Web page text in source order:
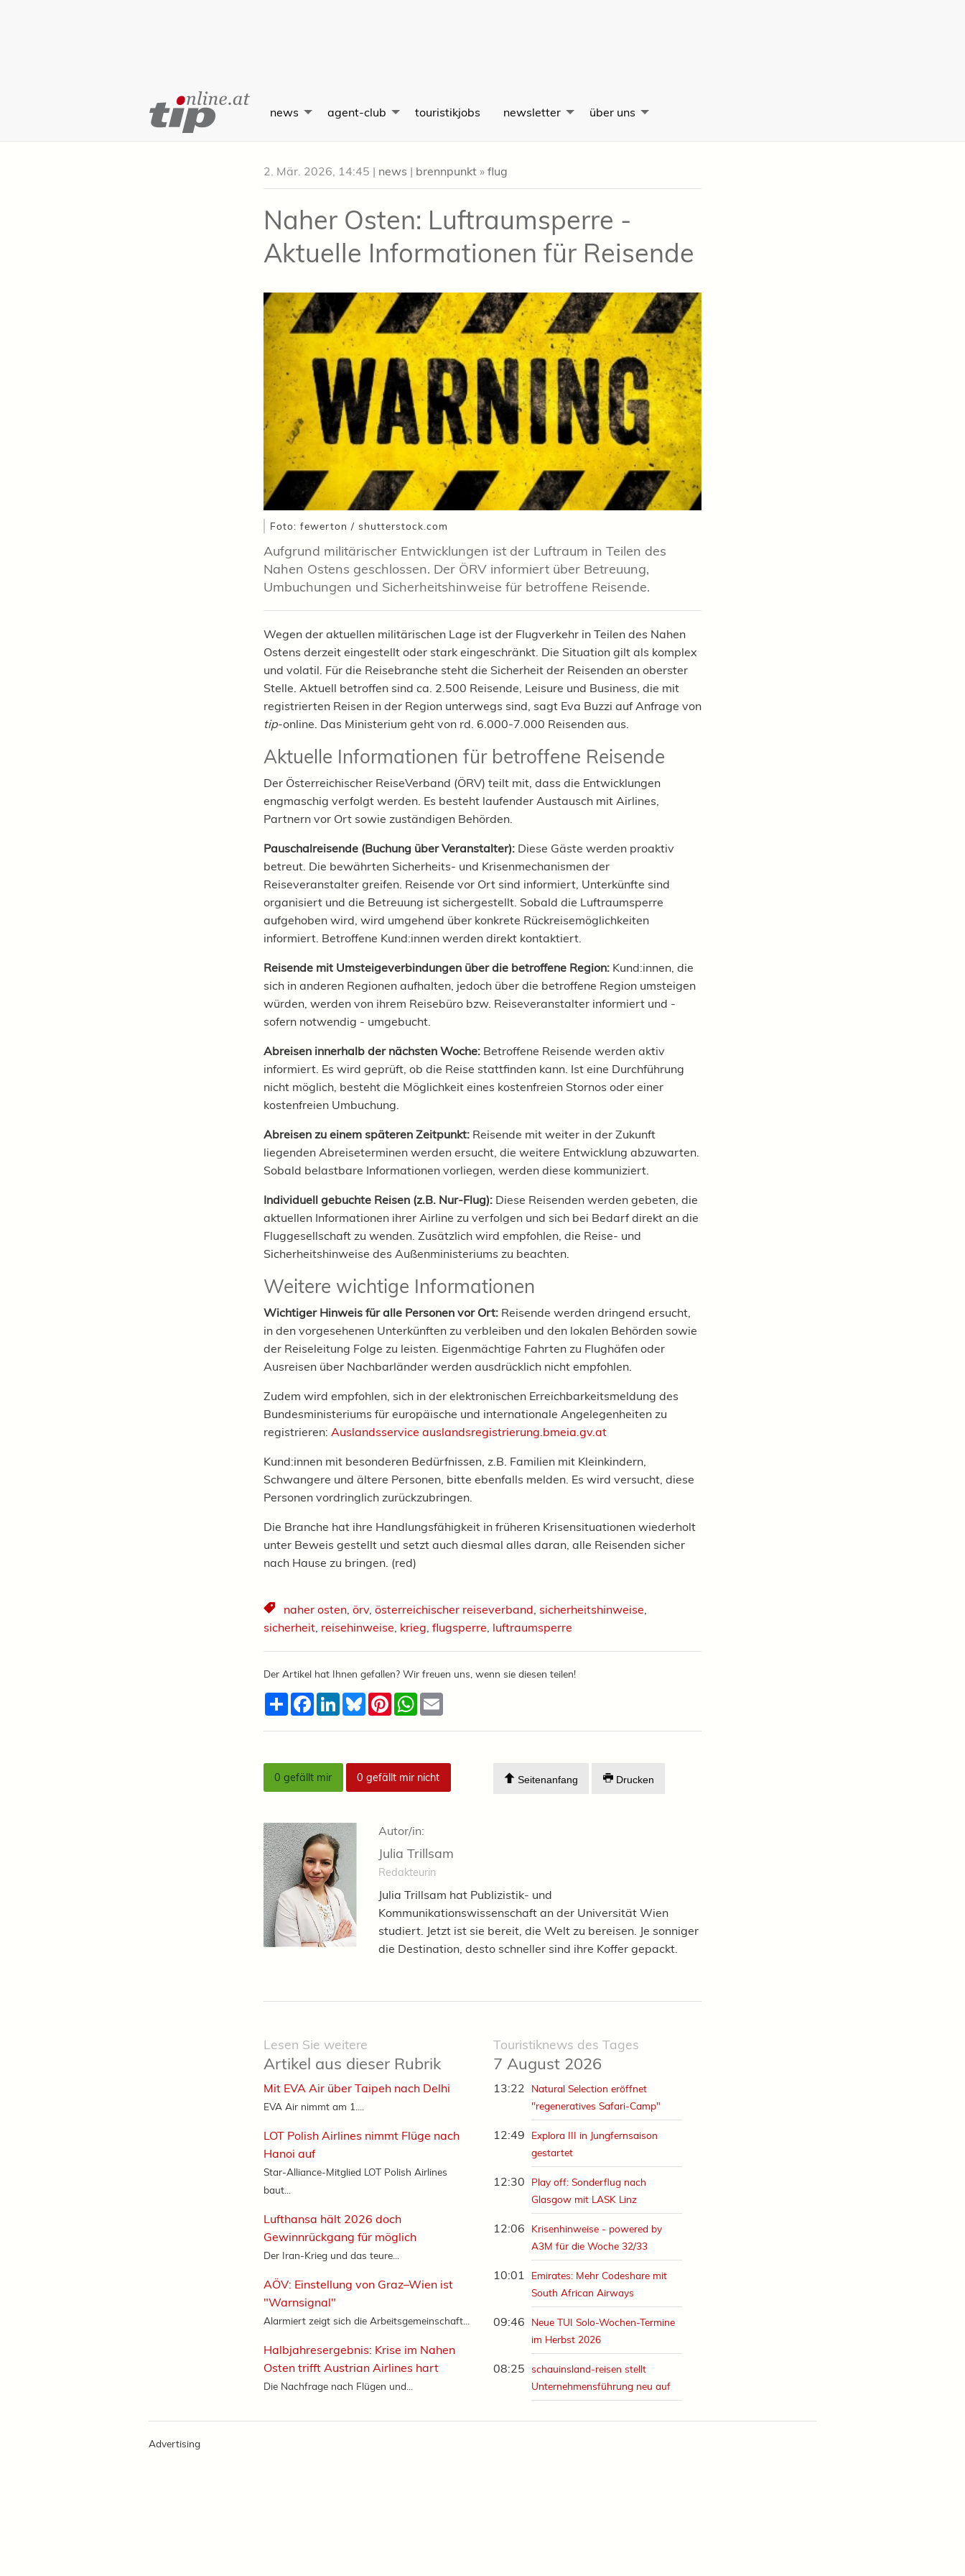
Content
news agent-club touristikjobs newsletter über uns
2. Mär. 2026, 14:45 | news | brennpunkt » flug
Naher Osten: Luftraumsperre -
Aktuelle Informationen für Reisende
Foto: fewerton / shutterstock.com
Aufgrund militärischer Entwicklungen ist der Luftraum in Teilen des
Nahen Ostens geschlossen. Der ÖRV informiert über Betreuung,
Umbuchungen und Sicherheitshinweise für betroffene Reisende.
Wegen der aktuellen militärischen Lage ist der Flugverkehr in Teilen des Nahen
Ostens derzeit eingestellt oder stark eingeschränkt. Die Situation gilt als komplex
und volatil. Für die Reisebranche steht die Sicherheit der Reisenden an oberster
Stelle. Aktuell betroffen sind ca. 2.500 Reisende, Leisure und Business, die mit
registrierten Reisen in der Region unterwegs sind, sagt Eva Buzzi auf Anfrage von
tip-online. Das Ministerium geht von rd. 6.000-7.000 Reisenden aus.
Aktuelle Informationen für betroffene Reisende
Der Österreichischer ReiseVerband (ÖRV) teilt mit, dass die Entwicklungen
engmaschig verfolgt werden. Es besteht laufender Austausch mit Airlines,
Partnern vor Ort sowie zuständigen Behörden.
Pauschalreisende (Buchung über Veranstalter): Diese Gäste werden proaktiv
betreut. Die bewährten Sicherheits- und Krisenmechanismen der
Reiseveranstalter greifen. Reisende vor Ort sind informiert, Unterkünfte sind
organisiert und die Betreuung ist sichergestellt. Sobald die Luftraumsperre
aufgehoben wird, wird umgehend über konkrete Rückreisemöglichkeiten
informiert. Betroffene Kund:innen werden direkt kontaktiert.
Reisende mit Umsteigeverbindungen über die betroffene Region: Kund:innen, die
sich in anderen Regionen aufhalten, jedoch über die betroffene Region umsteigen
würden, werden von ihrem Reisebüro bzw. Reiseveranstalter informiert und -
sofern notwendig - umgebucht.
Abreisen innerhalb der nächsten Woche: Betroffene Reisende werden aktiv
informiert. Es wird geprüft, ob die Reise stattfinden kann. Ist eine Durchführung
nicht möglich, besteht die Möglichkeit eines kostenfreien Stornos oder einer
kostenfreien Umbuchung.
Abreisen zu einem späteren Zeitpunkt: Reisende mit weiter in der Zukunft
liegenden Abreiseterminen werden ersucht, die weitere Entwicklung abzuwarten.
Sobald belastbare Informationen vorliegen, werden diese kommuniziert.
Individuell gebuchte Reisen (z.B. Nur-Flug): Diese Reisenden werden gebeten, die
aktuellen Informationen ihrer Airline zu verfolgen und sich bei Bedarf direkt an die
Fluggesellschaft zu wenden. Zusätzlich wird empfohlen, die Reise- und
Sicherheitshinweise des Außenministeriums zu beachten.
Weitere wichtige Informationen
Wichtiger Hinweis für alle Personen vor Ort: Reisende werden dringend ersucht,
in den vorgesehenen Unterkünften zu verbleiben und den lokalen Behörden sowie
der Reiseleitung Folge zu leisten. Eigenmächtige Fahrten zu Flughäfen oder
Ausreisen über Nachbarländer werden ausdrücklich nicht empfohlen.
Zudem wird empfohlen, sich in der elektronischen Erreichbarkeitsmeldung des
Bundesministeriums für europäische und internationale Angelegenheiten zu
registrieren: Auslandsservice auslandsregistrierung.bmeia.gv.at
Kund:innen mit besonderen Bedürfnissen, z.B. Familien mit Kleinkindern,
Schwangere und ältere Personen, bitte ebenfalls melden. Es wird versucht, diese
Personen vordringlich zurückzubringen.
Die Branche hat ihre Handlungsfähigkeit in früheren Krisensituationen wiederholt
unter Beweis gestellt und setzt auch diesmal alles daran, alle Reisenden sicher
nach Hause zu bringen. (red)
naher osten örv, österreichischer reiseverband sicherheitshinweise
sicherheit reisehinweise krieg flugsperre luftraumsperre
Der Artikel hat Ihnen gefallen? Wir freuen uns, wenn sie diesen teilen!
TeilenFacebook
LinkedInBlueskyPinterestWhatsApp
0 gefällt mir 0 gefällt mir nicht Seitenanfang Drucken
Autor/in:
Julia Trillsam
Redakteurin
Julia Trillsam hat Publizistik- und
Kommunikationswissenschaft an der Universität Wien
studiert. Jetzt ist sie bereit, die Welt zu bereisen. Je sonniger
die Destination, desto schneller sind ihre Koffer gepackt.
Touristiknews des Tages
7 August 2026
13:22
Natural Selection eröffnet
"regeneratives Safari-Camp"
12:49
Explora III in Jungfernsaison
gestartet
12:30
Play off: Sonderflug nach
Glasgow mit LASK Linz
12:06
Krisenhinweise - powered by
A3M für die Woche 32/33
10:01
Emirates: Mehr Codeshare mit
South African Airways
09:46
Neue TUI Solo-Wochen-Termine
im Herbst 2026
08:25
schauinsland-reisen stellt
Unternehmensführung neu auf
Lesen Sie weitere
Artikel aus dieser Rubrik
Mit EVA Air über Taipeh nach Delhi
EVA Air nimmt am 1....
LOT Polish Airlines nimmt Flüge nach
Hanoi auf
Star-Alliance-Mitglied LOT Polish Airlines
baut...
Lufthansa hält 2026 doch
Gewinnrückgang für möglich
Der Iran-Krieg und das teure...
AÖV: Einstellung von Graz–Wien ist
"Warnsignal"
Alarmiert zeigt sich die Arbeitsgemeinschaft...
Halbjahresergebnis: Krise im Nahen
Osten trifft Austrian Airlines hart
Die Nachfrage nach Flügen und...
Advertising